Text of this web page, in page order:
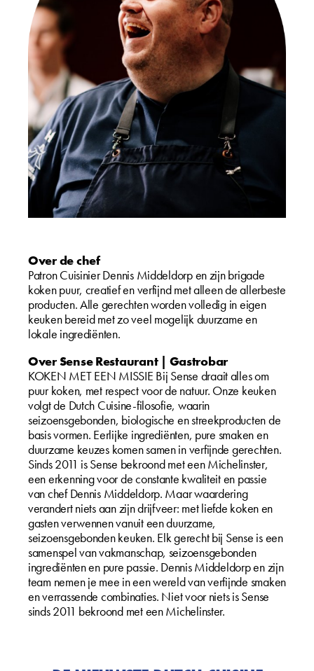
Over de chef
Patron Cuisinier Dennis Middeldorp en zijn brigade
koken puur, creatief en verfijnd met alleen de allerbeste
producten. Alle gerechten worden volledig in eigen
keuken bereid met zo veel mogelijk duurzame en
lokale ingrediënten.
Over Sense Restaurant | Gastrobar
KOKEN MET EEN MISSIE Bij Sense draait alles om
puur koken, met respect voor de natuur. Onze keuken
volgt de Dutch Cuisine-filosofie, waarin
seizoensgebonden, biologische en streekproducten de
basis vormen. Eerlijke ingrediënten, pure smaken en
duurzame keuzes komen samen in verfijnde gerechten.
Sinds 2011 is Sense bekroond met een Michelinster,
een erkenning voor de constante kwaliteit en passie
van chef Dennis Middeldorp. Maar waardering
verandert niets aan zijn drijfveer: met liefde koken en
gasten verwennen vanuit een duurzame,
seizoensgebonden keuken. Elk gerecht bij Sense is een
samenspel van vakmanschap, seizoensgebonden
ingrediënten en pure passie. Dennis Middeldorp en zijn
team nemen je mee in een wereld van verfijnde smaken
en verrassende combinaties. Niet voor niets is Sense
sinds 2011 bekroond met een Michelinster.